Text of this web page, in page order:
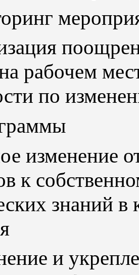
рабочем
по
изменение
к
знаний в
и